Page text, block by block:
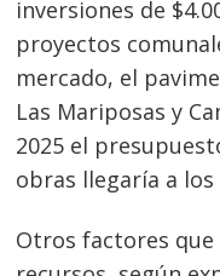
inversiones de
proyectos
mercado, el
Las Mariposas y
2025 el
obras llegaría a los
Otros factores